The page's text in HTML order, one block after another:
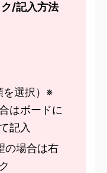
/記入方法
を選択）※
はボードに
記入
の場合は右